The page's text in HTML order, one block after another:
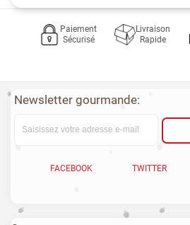
Paiement
Sécurisé
Livraison
Rapide
Newsletter gourmande:
FACEBOOK TWITTER